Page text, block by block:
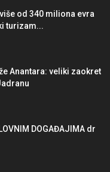
više od 340 miliona evra
turizam...
Anantara: veliki zaokret
DOGAĐAJIMA dr